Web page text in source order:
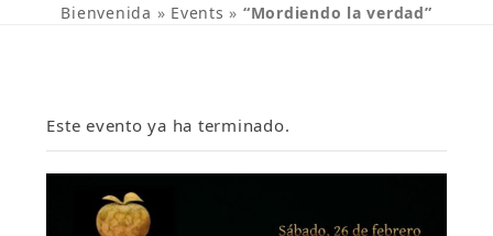
Bienvenida » Events » “Mordiendo la verdad”
Este evento ya ha terminado.